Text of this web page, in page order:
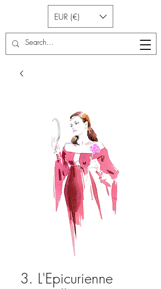
EUR (€)
3. L'Epicurienne